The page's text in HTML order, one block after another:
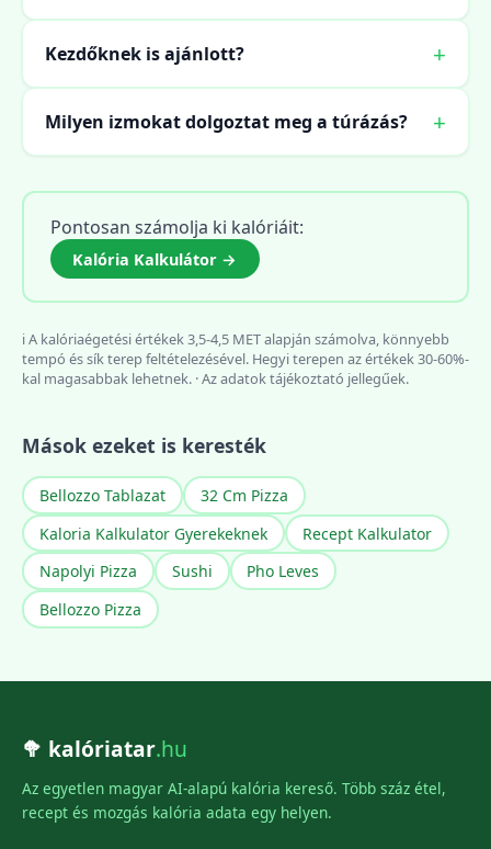
Kezdőknek is ajánlott?
Milyen izmokat dolgoztat meg a túrázás?
Pontosan számolja ki kalóriáit:
Kalória Kalkulátor →
ℹ️ A kalóriaégetési értékek 3,5-4,5 MET alapján számolva, könnyebb
tempó és sík terep feltételezésével. Hegyi terepen az értékek 30-60%-
kal magasabbak lehetnek. · Az adatok tájékoztató jellegűek.
Mások ezeket is keresték
Bellozzo Tablazat
32 Cm Pizza
Kaloria Kalkulator Gyerekeknek
Recept Kalkulator
Napolyi Pizza
Sushi
Pho Leves
Bellozzo Pizza
🥦 kalóriatar.hu
Az egyetlen magyar AI-alapú kalória kereső. Több száz étel,
recept és mozgás kalória adata egy helyen.